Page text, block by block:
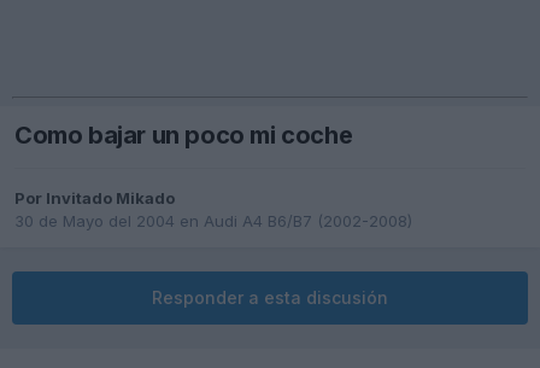
Como bajar un poco mi coche
Por Invitado Mikado
30 de Mayo del 2004 en Audi A4 B6/B7 (2002-2008)
Responder a esta discusión